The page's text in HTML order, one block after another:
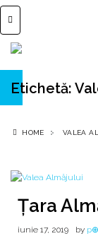
Etichetă:
HOME VALEA
Țara
iunie 17, 2019 by